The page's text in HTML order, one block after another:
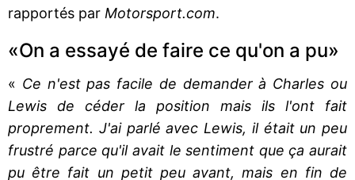
rapportés par Motorsport.com.
«On a essayé de faire ce qu'on a pu»
« Ce n'est pas facile de demander à Charles ou
Lewis de céder la position mais ils l'ont fait
proprement. J'ai parlé avec Lewis, il était un peu
frustré parce qu'il avait le sentiment que ça aurait
pu être fait un petit peu avant, mais en fin de